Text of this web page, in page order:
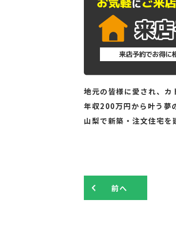
地元の皆様に愛され、カ
年収200万円から叶う夢
山梨で新築・注文住宅を
前へ